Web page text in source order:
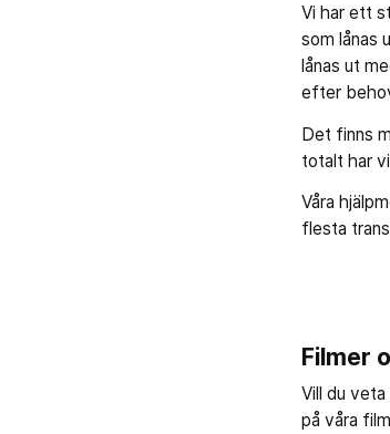
Vi har ett
som lånas
lånas ut
efter
Det finns
totalt har
Våra
flesta
Filmer
Vill du
på våra